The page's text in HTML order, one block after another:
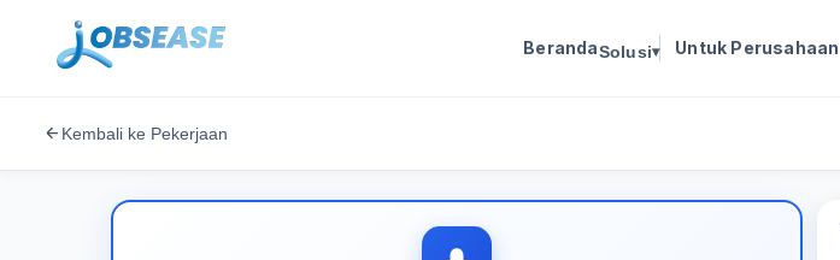
BerandaSolusi▾ Untuk Perusahaan
Kembali ke Pekerjaan